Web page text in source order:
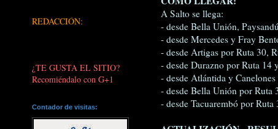
A Salto se llega:
- desde Bella Unión,
- desde Mercedes y Fray
- desde Artigas por Ruta 30,
- desde Durazno por Ruta 14
- desde Atlántida y
- desde Bella Unión por Ruta
- desde Tacuarembó por Ruta
REDACCIÓN:
¿TE GUSTA EL SITIO?
Recomiéndalo con G+1
Contador de visitas: